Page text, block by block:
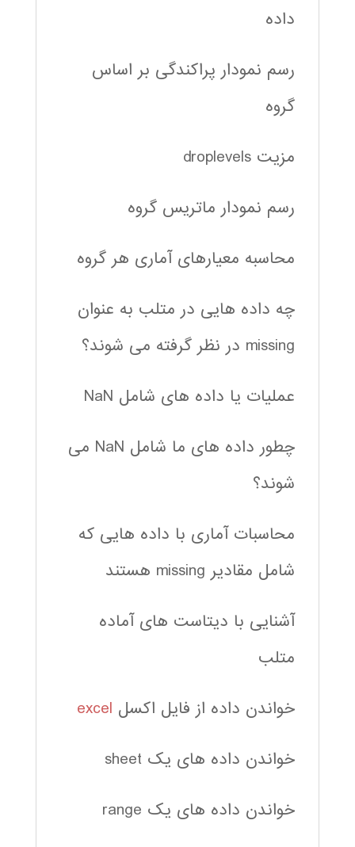
داده
رسم نمودار پراکندگی بر اساس
گروه
مزیت droplevels
رسم نمودار ماتریس گروه
محاسبه معیارهای آماری هر گروه
چه داده هایی در متلب به عنوان
missing در نظر گرفته می شوند؟
عملیات یا داده های شامل NaN
چطور داده های ما شامل NaN می
شوند؟
محاسبات آماری با داده هایی که
شامل مقادیر missing هستند
آشنایی با دیتاست های آماده
متلب
خواندن داده از فایل اکسل excel
خواندن داده های یک sheet
خواندن داده های یک range